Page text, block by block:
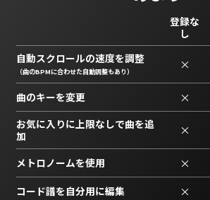
登録な
し
自動スクロールの速度を調整
（曲のBPMに合わせた自動調整もあり） ×
曲のキーを変更 ×
お気に入りに上限なしで曲を追
加
×
メトロノームを使用 ×
コード譜を自分用に編集 ×